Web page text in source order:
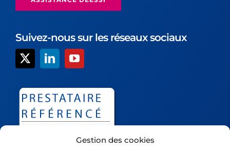
Gestion des cookies
Suivez-nous sur les réseaux sociaux